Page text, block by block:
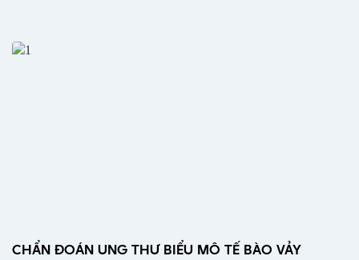
CHẨN ĐOÁN UNG THƯ BIỂU MÔ TẾ BÀO VẢY